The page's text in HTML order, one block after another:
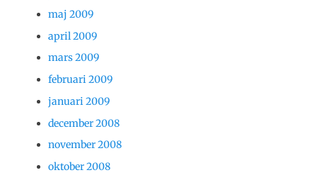
maj 2009
april 2009
mars 2009
februari 2009
januari 2009
december 2008
november 2008
oktober 2008